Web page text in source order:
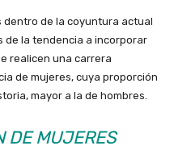
de la coyuntura actual
de la tendencia a incorporar
realicen una carrera
de mujeres, cuya proporción
mayor a la de hombres.
DE MUJERES